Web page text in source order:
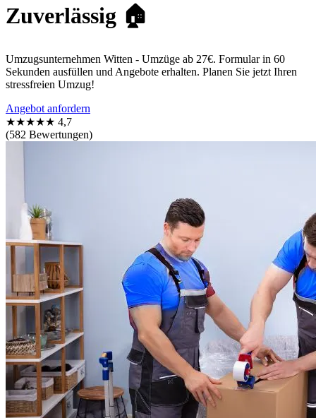
Zuverlässig 🏠
Umzugsunternehmen Witten - Umzüge ab 27€. Formular in 60
Sekunden ausfüllen und Angebote erhalten. Planen Sie jetzt Ihren
stressfreien Umzug!
Angebot anfordern
★★★★★ 4,7
(582 Bewertungen)